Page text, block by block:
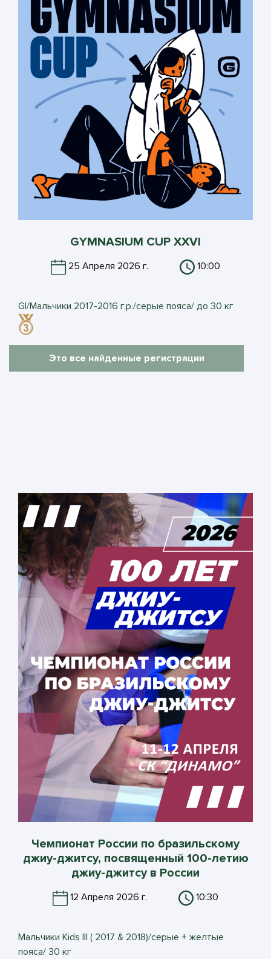
GYMNASIUM CUP XXVI
25 Апреля 2026 г. 10:00
GI/Мальчики 2017-2016 г.р./серые пояса/ до 30 кг
Это все найденные регистрации
Чемпионат России по бразильскому
джиу-джитсу, посвященный 100-летию
джиу-джитсу в России
12 Апреля 2026 г. 10:30
Мальчики Kids III ( 2017 & 2018)/серые + желтые
пояса/ 30 кг